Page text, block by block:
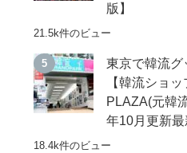
版】
21.5k件のビュー
東京で韓流グ
【韓流ショ
PLAZA(元韓
年10月更新
18.4k件のビュー